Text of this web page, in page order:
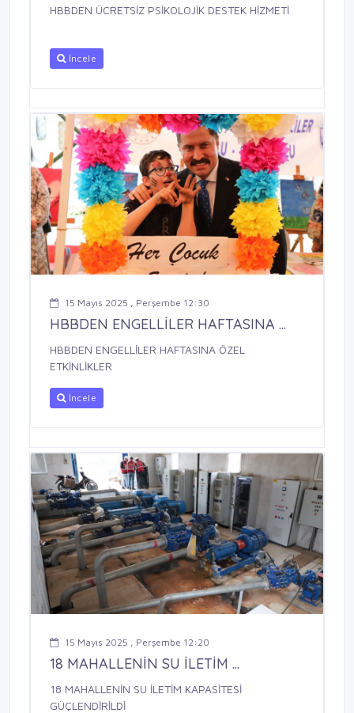
HBBDEN ÜCRETSİZ PSİKOLOJİK DESTEK HİZMETİ
İncele
15 Mayıs 2025 , Perşembe 12:30
HBBDEN ENGELLİLER HAFTASINA ...
HBBDEN ENGELLİLER HAFTASINA ÖZEL
ETKİNLİKLER
İncele
15 Mayıs 2025 , Perşembe 12:20
18 MAHALLENİN SU İLETİM ...
18 MAHALLENİN SU İLETİM KAPASİTESİ
GÜÇLENDİRİLDİ